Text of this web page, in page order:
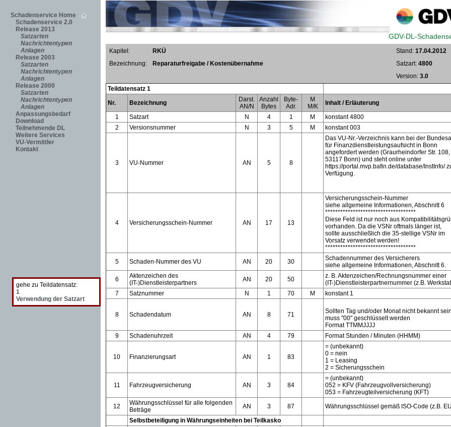
Schadenservice Home
Schadenservice 2.0
Release 2013
Satzarten
Nachrichtentypen
Anlagen
Release 2003
Satzarten
Nachrichtentypen
Anlagen
Release 2000
Satzarten
Nachrichtentypen
Anlagen
Anpassungsbedarf
Download
Teilnehmende DL
Weitere Services
VU-Vermittler
Kontakt
GDV-DL-
Kapitel: RKÜ Stand: 17.04.2012
Bezeichnung:
Reparaturfreigabe / Kostenübernahme Satzart: 4800
Version: 3.0
Teildatensatz 1
gehe zu Teildatensatz:
1
Verwendung der Satzart
Nr. Bezeichnung
Darst.
AN/N
Anzahl
Bytes
Byte-
Adr.
M
M/K
Inhalt / Erläuterung
1
Satzart N 4 1 M
konstant 4800
2
Versionsnummer N 3 5 M konstant 003
3 VU-Nummer AN 5 8
Das VU-Nr.-Verzeichnis kann bei der
für Finanzdienstleistungsaufsicht in Bonn
angefordert werden (Graurheindorfer Str. 108,
53117 Bonn) und steht online unter
https://portal.mvp.bafin.de/database/InstInfo/
Verfügung.
4 Versicherungsschein-Nummer AN 17 13
Versicherungsschein-Nummer
siehe allgemeine Informationen, Abschnitt 6
************************************
Diese Feld ist nur noch aus
vorhanden. Da die VSNr oftmals länger ist,
sollte ausschließlich die 35-stellige VSNr im
Vorsatz verwendet werden!
************************************
5
Schaden-Nummer des VU AN 20 30
Schadennummer des Versicherers
siehe allgemeine Informationen, Abschnitt 6.
6
Aktenzeichen des
(IT-)Dienstleisterpartners
AN 20 50
z. B. Aktenzeichen/Rechnungsnummer einer
(IT-)Dienstleisterpartnernummer (z.B.
7
Satznummer N 1 70 M konstant 1
8 Schadendatum AN 8 71
Sollten Tag und/oder Monat nicht bekannt
muss "00" geschlüsselt werden
Format TTMMJJJJ
9
Schadenuhrzeit AN 4 79 Format Stunden / Minuten (HHMM)
10 Finanzierungsart AN 1 83
= (unbekannt)
0 = nein
1 = Leasing
2 = Sicherungsschein
11 Fahrzeugversicherung AN 3 84
= (unbekannt)
052 = KFV (Fahrzeugvollversicherung)
053 = Fahrzeugteilversicherung (KFT)
12
Währungsschlüssel für alle folgenden
Beträge
AN 3 87
Währungsschlüssel gemäß ISO-Code (z.B.
Selbstbeteiligung in Währungseinheiten bei Teilkasko